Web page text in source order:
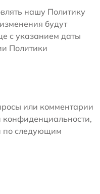
нашу Политику
будут
с указанием даты
Политики
или комментарии
конфиденциальности,
по следующим